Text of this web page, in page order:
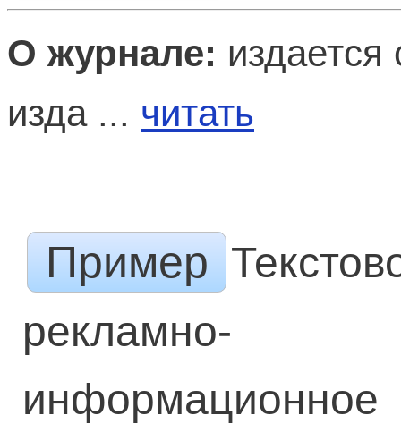
О журнале:
изда ... читать
Пример
рекламно-
информационное